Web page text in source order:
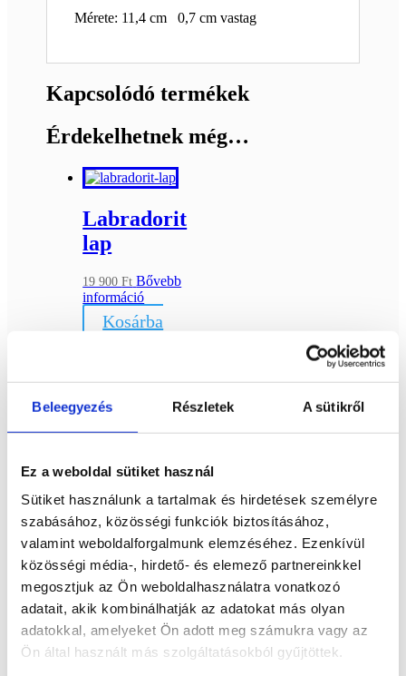
Beleegyezés Részletek A sütikről
Ez a weboldal sütiket használ
Sütiket használunk a tartalmak és hirdetések személyre
szabásához, közösségi funkciók biztosításához,
valamint weboldalforgalmunk elemzéséhez. Ezenkívül
közösségi média-, hirdető- és elemező partnereinkkel
megosztjuk az Ön weboldalhasználatra vonatkozó
adatait, akik kombinálhatják az adatokat más olyan
adatokkal, amelyeket Ön adott meg számukra vagy az
Ön által használt más szolgáltatásokból gyűjtöttek.
Mérete: 11,4 cm 0,7 cm vastag
Kapcsolódó termékek
Érdekelhetnek még…
Labradorit
lap
19 900Ft Bővebb
információ
Kosárba
lap
19 900 Ft
Bővebb
információ
Kosárba
teszem